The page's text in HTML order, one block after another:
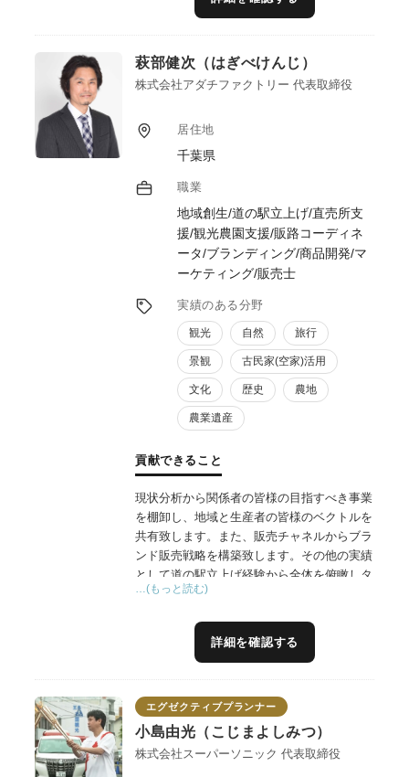
萩部健次（はぎべけんじ）
株式会社アダチファクトリー 代表取締役
居住地
千葉県
職業
地域創生/道の駅立上げ/直売所支
援/観光農園支援/販路コーディネ
ータ/ブランディング/商品開発/マ
ーケティング/販売士
実績のある分野
観光 自然 旅行
景観 古民家(空家)活用
文化 歴史 農地
農業遺産
貢献できること
現状分析から関係者の皆様の目指すべき事業
を棚卸し、地域と生産者の皆様のベクトルを
共有致します。また、販売チャネルからブラ
ンド販売戦略を構築致します。その他の実績
として道の駅立上げ経験から全体を俯瞰しタ
ーゲット、ポジショニング、コンセプト設計
げ、直売所支援、観光農園支援の実績がござ
自社ドメインとして広告事業を25年以上関わ
っており効果的なプロモーションと実店舗販
売支援なども多数関わっております。
…(もっと読む)
詳細を確認する
エグゼクティブプランナー
小島由光（こじまよしみつ）
株式会社スーパーソニック 代表取締役